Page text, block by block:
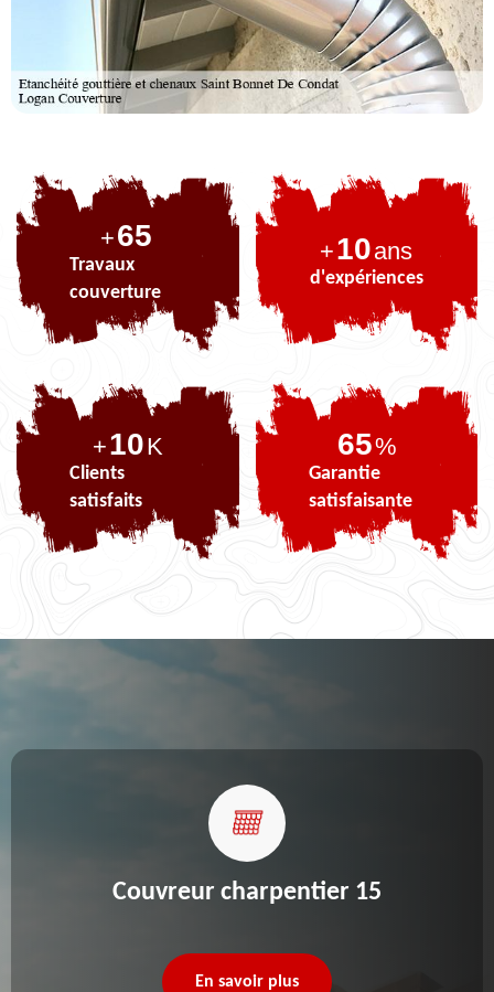
+82
Travaux
couverture
+10ans
d'expériences
+10K
Clients
satisfaits
82%
Garantie
satisfaisante
Couvreur charpentier 15
En savoir plus